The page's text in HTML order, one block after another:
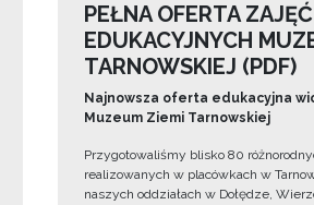
PEŁNA OFERTA ZAJĘĆ
EDUKACYJNYCH
TARNOWSKIEJ (PDF)
Najnowsza oferta edukacyjna
Muzeum Ziemi Tarnowskiej
Przygotowaliśmy blisko 80
realizowanych w placówkach w
naszych oddziałach w Dołędze,